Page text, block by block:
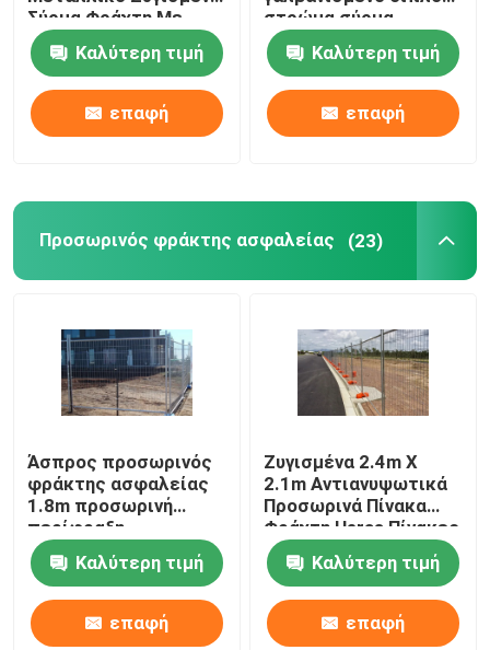
τρισδιάστατος ενωμένος στενά φράκτης καλωδίων
Δύο συρματόσχοινα συγκολλημένα φράχτη
Προσωρινός φράκτης ασφαλείας
Σωληνοειδής φράκτης χάλυβα
Περίφραξη ασφαλείας αεροδρομίου
Περίφραξη με μεταλλικό σύνδεσμο αλυσίδας
Ατσάλινα στρώματα
Πυρίμαχη ύλη Hexmesh
Σύρμα Φράχτη Με
Τετράγωνο Στύλο
Καλύτερη τιμή
επαφή
στρώμα σύρμα
πλέγμα
Καλύτερη τιμή
επαφή
Προσωρινός φράκτης ασφαλείας (23)
Άσπρος προσωρινός
φράκτης ασφαλείας
1.8m προσωρινή
περίφραξη
περιπόλου
περιμέτρου ύψους
Καλύτερη τιμή
επαφή
Ζυγισμένα 2.4m X
2.1m Αντιανυψωτικά
Προσωρινά Πίνακα
Φράχτη Heras Πίνακες
Φράχτη Ασφάλειας
Καλύτερη τιμή
επαφή